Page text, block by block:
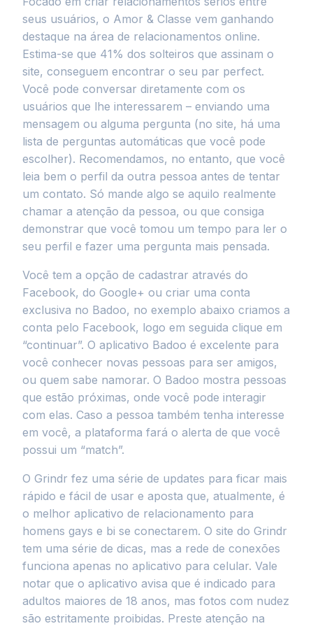
seus usuários, o Amor & Classe vem ganhando
destaque na área de relacionamentos online.
Estima-se que 41% dos solteiros que assinam o
site, conseguem encontrar o seu par perfect.
Você pode conversar diretamente com os
usuários que lhe interessarem – enviando uma
mensagem ou alguma pergunta (no site, há uma
lista de perguntas automáticas que você pode
escolher). Recomendamos, no entanto, que você
leia bem o perfil da outra pessoa antes de tentar
um contato. Só mande algo se aquilo realmente
chamar a atenção da pessoa, ou que consiga
demonstrar que você tomou um tempo para ler o
seu perfil e fazer uma pergunta mais pensada.
Você tem a opção de cadastrar através do
Facebook, do Google+ ou criar uma conta
exclusiva no Badoo, no exemplo abaixo criamos a
conta pelo Facebook, logo em seguida clique em
“continuar”. O aplicativo Badoo é excelente para
você conhecer novas pessoas para ser amigos,
ou quem sabe namorar. O Badoo mostra pessoas
que estão próximas, onde você pode interagir
com elas. Caso a pessoa também tenha interesse
em você, a plataforma fará o alerta de que você
possui um “match”.
O Grindr fez uma série de updates para ficar mais
rápido e fácil de usar e aposta que, atualmente, é
o melhor aplicativo de relacionamento para
homens gays e bi se conectarem. O site do Grindr
tem uma série de dicas, mas a rede de conexões
funciona apenas no aplicativo para celular. Vale
notar que o aplicativo avisa que é indicado para
adultos maiores de 18 anos, mas fotos com nudez
são estritamente proibidas. Preste atenção na